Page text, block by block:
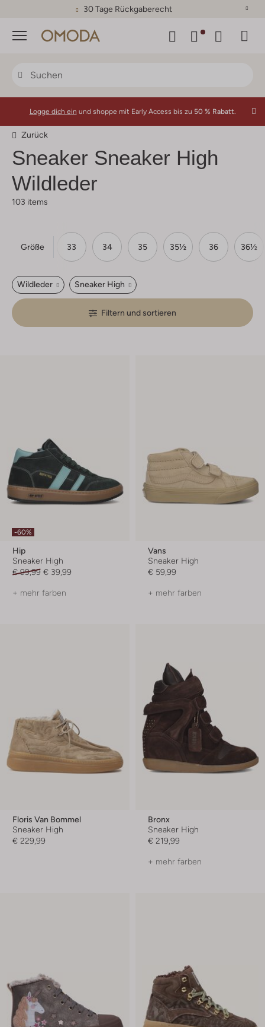
30 Tage Rückgaberecht
Menü
Logge dich ein und shoppe mit Early Access bis zu 50 % Rabatt.
Zurück
Sneaker Sneaker High
Wildleder
103 items
Größe
32 33 34 35 35½ 36 36½
Wildleder Sneaker High
Filtern und sortieren
-60%
Hip
Sneaker High
€ 99,99 € 39,99
+ mehr farben
Vans
Sneaker High
€ 59,99
+ mehr farben
Floris Van Bommel
Sneaker High
€ 229,99
Bronx
Sneaker High
€ 219,99
+ mehr farben